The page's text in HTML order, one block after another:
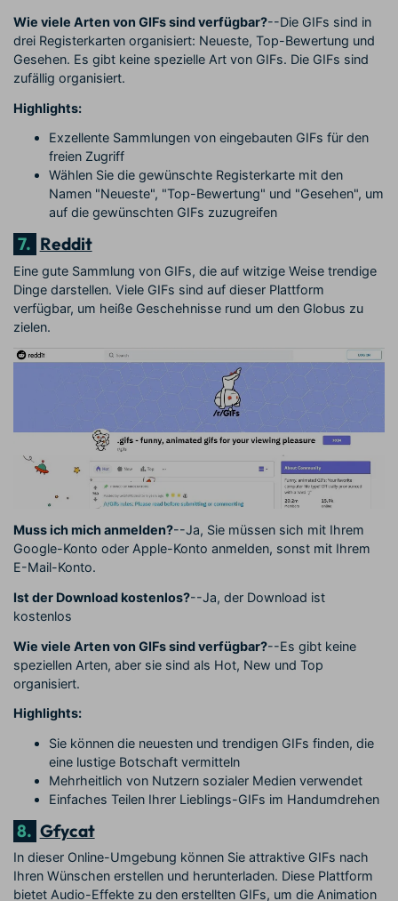
Wie viele Arten von GIFs sind verfügbar?--Die GIFs sind in
drei Registerkarten organisiert: Neueste, Top-Bewertung und
Gesehen. Es gibt keine spezielle Art von GIFs. Die GIFs sind
zufällig organisiert.
Highlights:
Exzellente Sammlungen von eingebauten GIFs für den
freien Zugriff
Wählen Sie die gewünschte Registerkarte mit den
Namen "Neueste", "Top-Bewertung" und "Gesehen", um
auf die gewünschten GIFs zuzugreifen
7. Reddit
Eine gute Sammlung von GIFs, die auf witzige Weise trendige
Dinge darstellen. Viele GIFs sind auf dieser Plattform
verfügbar, um heiße Geschehnisse rund um den Globus zu
zielen.
Muss ich mich anmelden?--Ja, Sie müssen sich mit Ihrem
Google-Konto oder Apple-Konto anmelden, sonst mit Ihrem
E-Mail-Konto.
Ist der Download kostenlos?--Ja, der Download ist
kostenlos
Wie viele Arten von GIFs sind verfügbar?--Es gibt keine
speziellen Arten, aber sie sind als Hot, New und Top
organisiert.
Highlights:
Sie können die neuesten und trendigen GIFs finden, die
eine lustige Botschaft vermitteln
Mehrheitlich von Nutzern sozialer Medien verwendet
Einfaches Teilen Ihrer Lieblings-GIFs im Handumdrehen
8. Gfycat
In dieser Online-Umgebung können Sie attraktive GIFs nach
Ihren Wünschen erstellen und herunterladen. Diese Plattform
bietet Audio-Effekte zu den erstellten GIFs, um die Animation